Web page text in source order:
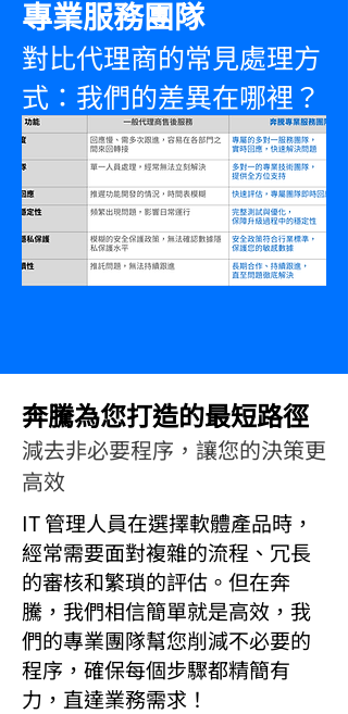
能需求或優化，我們的開發和產品
團隊會直接與您對接，根據您的業
務發展進行定制化優化。我們的快
速回應機制，讓新功能不再遙不可
及。
專業服務團隊
對比代理商的常見處理方
式：我們的差異在哪裡？
奔騰為您打造的最短路徑
減去非必要程序，讓您的決策更
高效
IT 管理人員在選擇軟體產品時，
經常需要面對複雜的流程、冗長
的審核和繁瑣的評估。但在奔
騰，我們相信簡單就是高效，我
們的專業團隊幫您削減不必要的
程序，確保每個步驟都精簡有
力，直達業務需求！